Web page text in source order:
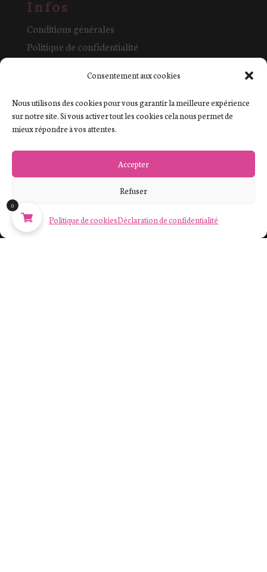
Consentement aux cookies
Nous utilisons des cookies pour vous garantir la meilleure expérience
sur notre site. Si vous activer tout les cookies cela nous permet de
mieux répondre à vos attentes.
Accepter
Refuser
Politique de cookiesDéclaration de confidentialité
Infos
Conditions générales
Politique de confidentialité
Contact
Commande
Commandes
Retours et échanges
0